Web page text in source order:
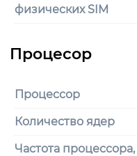
физических SIM
Процессор
Количество ядер
Частота процессора,